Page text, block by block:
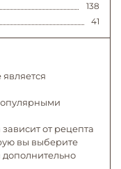
138
41
от рецепта
вы выберите
дополнительно